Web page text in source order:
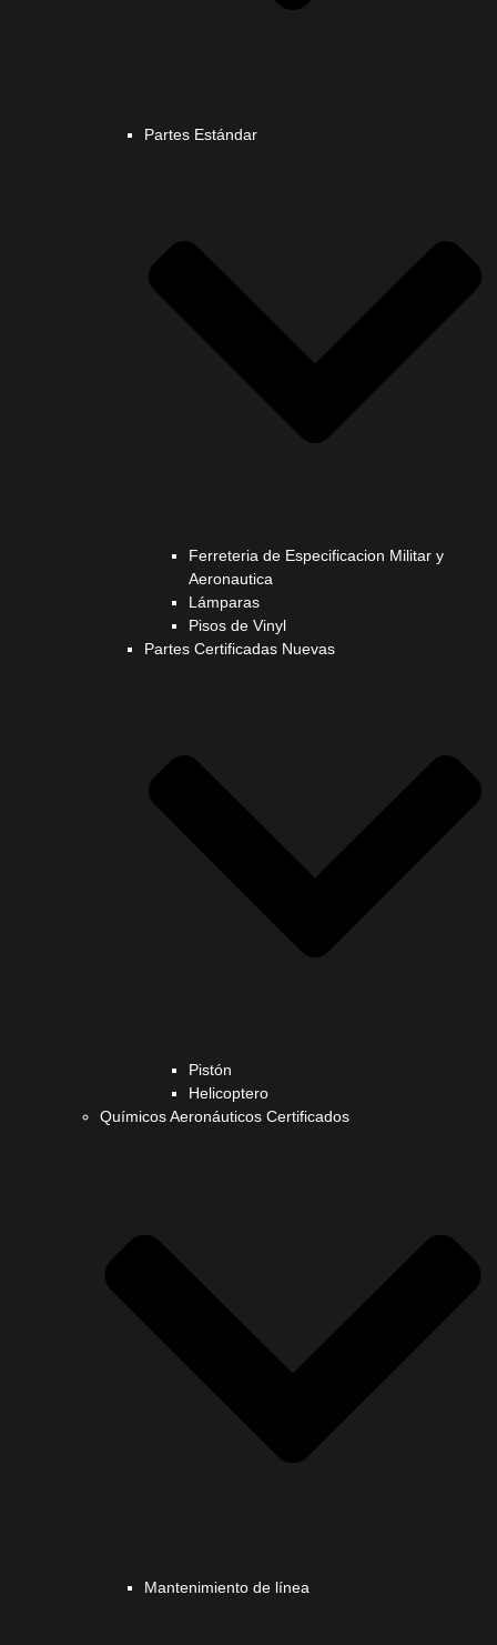
Partes Estándar
Ferreteria de Especificacion Militar y
Aeronautica
Lámparas
Pisos de Vinyl
Partes Certificadas Nuevas
Pistón
Helicoptero
Químicos Aeronáuticos Certificados
Mantenimiento de línea